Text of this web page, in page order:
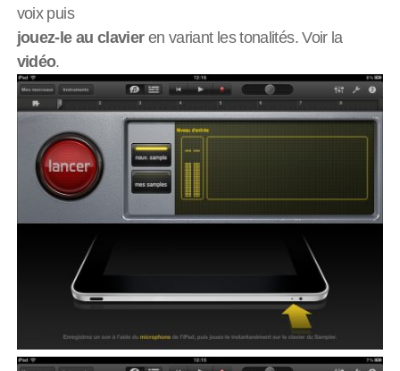
voix puis
jouez-le au clavieren variant les tonalités. Voir la
vidéo.